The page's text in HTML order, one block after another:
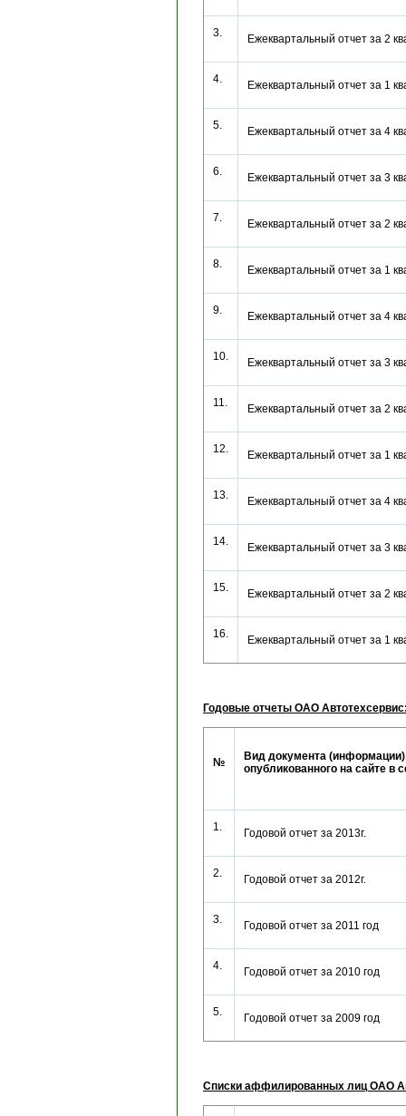
3. Ежеквартальный отчет за 2
4. Ежеквартальный отчет за 1
5. Ежеквартальный отчет за 4
6. Ежеквартальный отчет за 3
7. Ежеквартальный отчет за 2
8. Ежеквартальный отчет за 1
9. Ежеквартальный отчет за 4
10. Ежеквартальный отчет за 3
11. Ежеквартальный отчет за 2
12. Ежеквартальный отчет за 1
13. Ежеквартальный отчет за 4
14. Ежеквартальный отчет за 3
15. Ежеквартальный отчет за 2
16. Ежеквартальный отчет за 1
Годовые отчеты ОАО
№
Вид документа
опубликованного на сайте в
1. Годовой отчет за 2013г.
2. Годовой отчет за 2012г.
3. Годовой отчет за 2011 год
4. Годовой отчет за 2010 год
5. Годовой отчет за 2009 год
Списки аффилированных лиц ОАО